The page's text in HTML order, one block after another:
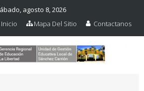
agosto 8, 2026
Inicio
Mapa Del Sitio Contactanos